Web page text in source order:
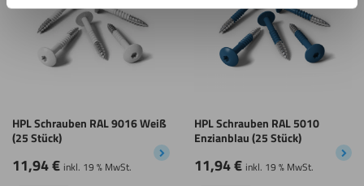
HPL Schrauben RAL 9016 Weiß
(25 Stück)
11,94€ inkl. 19 % MwSt.
HPL Schrauben RAL 5010
Enzianblau (25 Stück)
11,94€ inkl. 19 % MwSt.